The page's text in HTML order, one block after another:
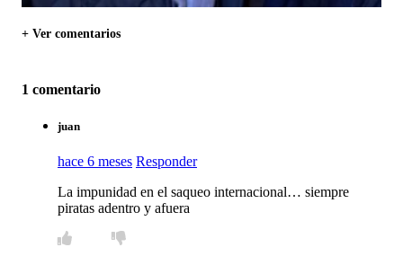
+ Ver comentarios
1 comentario
juan
hace 6 meses Responder
La impunidad en el saqueo internacional… siempre
piratas adentro y afuera